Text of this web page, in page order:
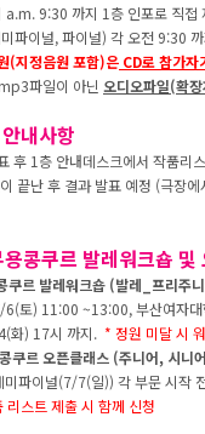
9:30 까지 1층 인포로 직접
파이널, 파이널) 각 오전 9:30
(지정음원 포함)은 CD로 참가자
파일이 아닌 오디오파일(확
내사항
후 1층 안내데스크에서 작품리
끝난 후 결과 발표 예정 (극장에
콩쿠르 발레워크숍 및
쿠르 발레워크숍 (발레_프리주
토) 11:00 ~13:00, 부산여자대
화) 17시 까지. * 정원 미달 시
쿠르 오픈클래스 (주니어, 시니
파이널(7/7(일)) 각 부문 시작
리스트 제출 시 함께 신청